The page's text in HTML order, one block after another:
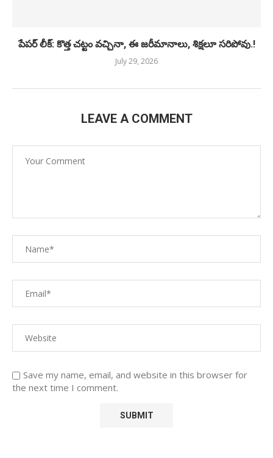
పేపర్ లీక్: కొత్త చట్టం వచ్చినా, ఈ జరీమానాలు, శిక్షలూ సరిపోవు.!
July 29, 2026
LEAVE A COMMENT
Save my name, email, and website in this browser for
the next time I comment.